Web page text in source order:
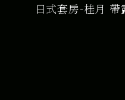
日式套房-桂月 帶